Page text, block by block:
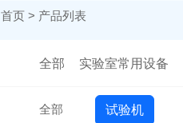
首页 > 产品列表
全部 实验室常用设备
全部 试验机